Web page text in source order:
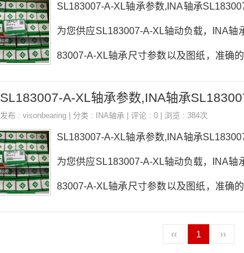
SL183007-A-XL轴承参数,INA轴承
为您供应SL183007-A-XL轴动负载，INA
83007-A-XL轴承尺寸参数以及图纸，准确
SL183007-A-XL轴承参数,INA轴承
发布 : visonbearing | 分类 : INA轴承 | 评论 : 0 | 浏览 : 384次
SL183007-A-XL轴承参数,INA轴承
为您供应SL183007-A-XL轴动负载，INA
83007-A-XL轴承尺寸参数以及图纸，准确
‹‹ 1 ››